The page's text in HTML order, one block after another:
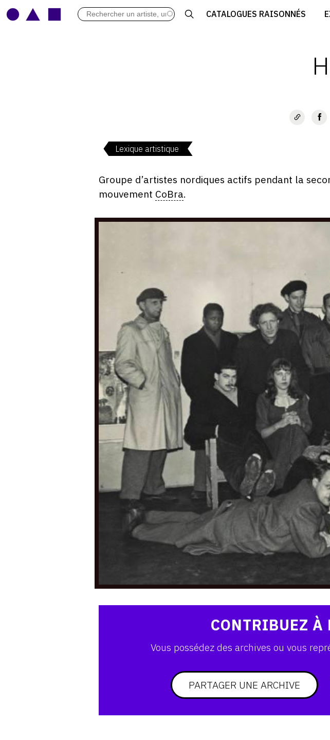
CATALOGUES RAISONNÉS
ARCHIVES DES EXPOSITIONS
CRÉER SON
Lexique artistique
Groupe d’artistes nordiques actifs pendant la
mouvement CoBra.
CONTRIBUEZ À
Vous possédez des archives ou vous
PARTAGER UNE ARCHIVE